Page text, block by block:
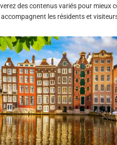
des contenus variés pour mieux
les résidents et